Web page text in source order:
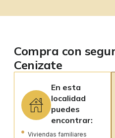
Compra con
Cenizate
En esta
localidad
puedes
encontrar:
Viviendas familiares